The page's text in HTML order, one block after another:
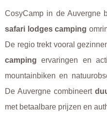
CosyCamp in de Auvergne
safari lodges camping
De regio trekt vooral
camping ervaringen en
mountainbiken en
De Auvergne combineert
met betaalbare prijzen en